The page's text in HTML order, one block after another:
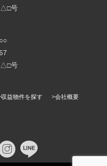
号
号
収益物件を探す 会社概要